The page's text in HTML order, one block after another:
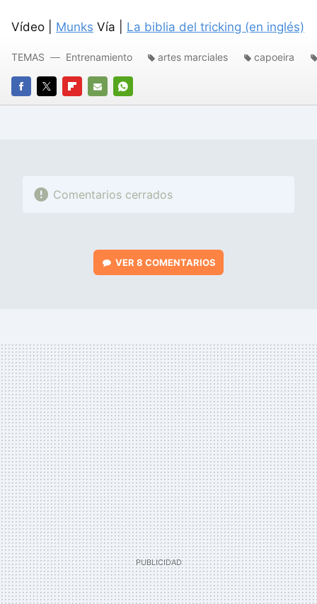
Vídeo | Munks Vía | La biblia del tricking (en inglés)
FACEBOOK
TWITTERFLIPBOARD
E-
WHATSAPP
TEMAS Entrenamiento artes marciales capoeira
Comentarios cerrados
VER 8 COMENTARIOS